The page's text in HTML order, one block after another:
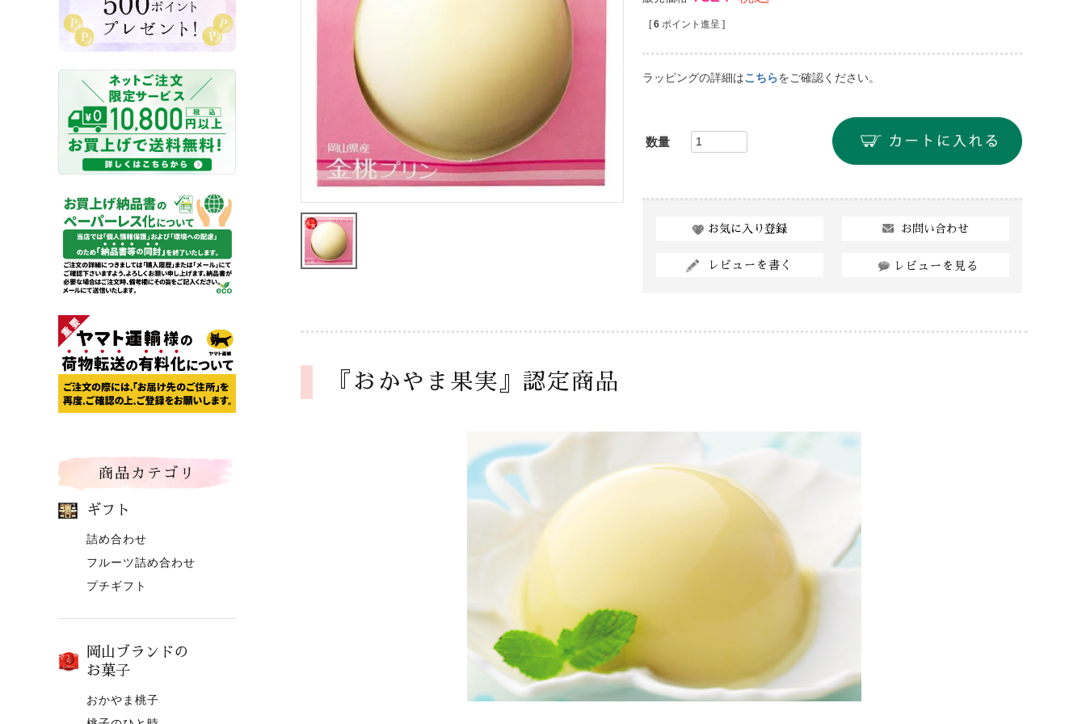
商品カテゴリ
ギフト
詰め合わせ
フルーツ詰め合わせ
プチギフト
岡山ブランドの
お菓子
おかやま桃子
[ 6 ポイント進呈 ]
ラッピングの詳細はこちらをご確認ください。
お気に入り登録 お問い合わせ
レビューを書く レビューを見る
『おかやま果実』認定商品